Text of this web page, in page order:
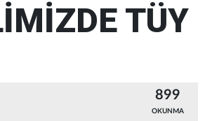
TÜY
899
OKUNMA